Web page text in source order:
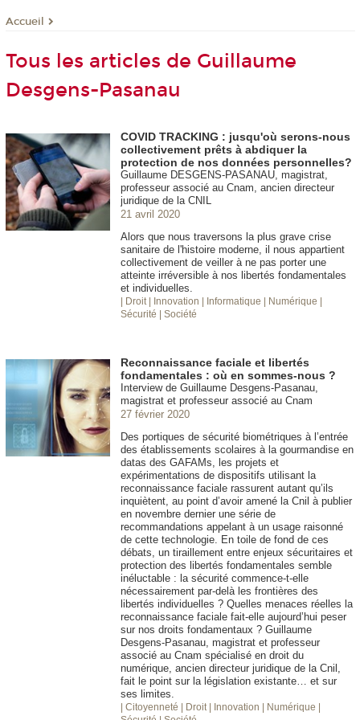
Accueil
Tous les articles de Guillaume
Desgens-Pasanau
COVID TRACKING : jusqu'où serons-nous
collectivement prêts à abdiquer la
protection de nos données personnelles?
Guillaume DESGENS-PASANAU, magistrat,
professeur associé au Cnam, ancien directeur
juridique de la CNIL
21 avril 2020
Alors que nous traversons la plus grave crise
sanitaire de l'histoire moderne, il nous appartient
collectivement de veiller à ne pas porter une
atteinte irréversible à nos libertés fondamentales
et individuelles.
| Droit | Innovation | Informatique | Numérique |
Sécurité | Société
Reconnaissance faciale et libertés
fondamentales : où en sommes-nous ?
Interview de Guillaume Desgens-Pasanau,
magistrat et professeur associé au Cnam
27 février 2020
Des portiques de sécurité biométriques à l’entrée
des établissements scolaires à la gourmandise en
datas des GAFAMs, les projets et
expérimentations de dispositifs utilisant la
reconnaissance faciale rassurent autant qu’ils
inquiètent, au point d’avoir amené la Cnil à publier
en novembre dernier une série de
recommandations appelant à un usage raisonné
de cette technologie. En toile de fond de ces
débats, un tiraillement entre enjeux sécuritaires et
protection des libertés fondamentales semble
inéluctable : la sécurité commence-t-elle
nécessairement par-delà les frontières des
libertés individuelles ? Quelles menaces réelles la
reconnaissance faciale fait-elle aujourd’hui peser
sur nos droits fondamentaux ? Guillaume
Desgens-Pasanau, magistrat et professeur
associé au Cnam spécialisé en droit du
numérique, ancien directeur juridique de la Cnil,
fait le point sur la législation existante… et sur
ses limites.
| Citoyenneté | Droit | Innovation | Numérique |